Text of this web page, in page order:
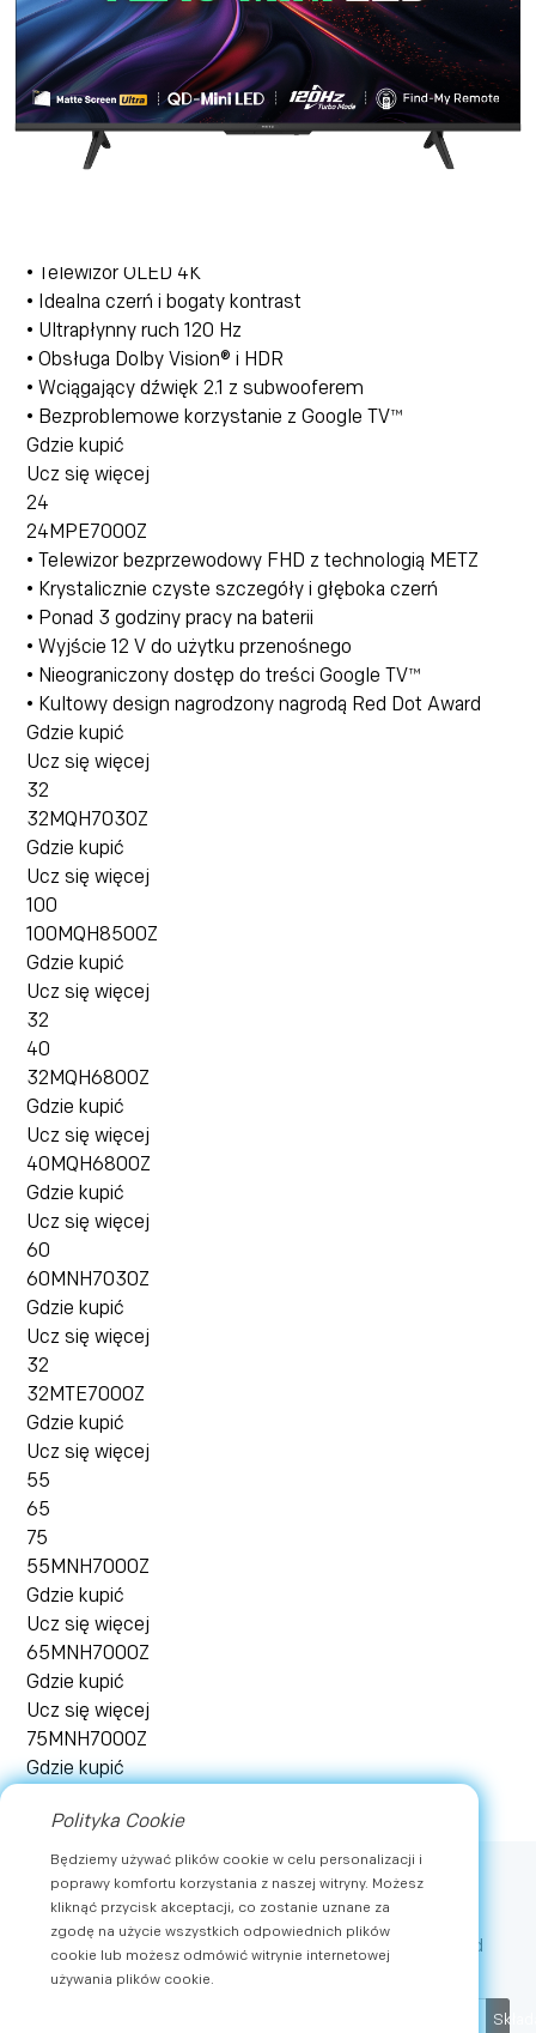
• Telewizor OLED 4K
• Idealna czerń i bogaty kontrast
• Ultrapłynny ruch 120 Hz
• Obsługa Dolby Vision® i HDR
• Wciągający dźwięk 2.1 z subwooferem
• Bezproblemowe korzystanie z Google TV™
• Telewizor OLED 4K
• Idealna czerń i bogaty kontrast
• Ultrapłynny ruch 120 Hz
• Obsługa Dolby Vision® i HDR
• Wciągający dźwięk 2.1 z subwooferem
• Bezproblemowe korzystanie z Google TV™
Gdzie kupić
Ucz się więcej
24
24MPE7000Z
• Telewizor bezprzewodowy FHD z technologią METZ
• Krystalicznie czyste szczegóły i głęboka czerń
• Ponad 3 godziny pracy na baterii
• Wyjście 12 V do użytku przenośnego
• Nieograniczony dostęp do treści Google TV™
• Kultowy design nagrodzony nagrodą Red Dot Award
Gdzie kupić
Ucz się więcej
32
32MQH7030Z
Gdzie kupić
Ucz się więcej
100
100MQH8500Z
Gdzie kupić
Ucz się więcej
32
40
32MQH6800Z
Gdzie kupić
Ucz się więcej
40MQH6800Z
Gdzie kupić
Ucz się więcej
60
60MNH7030Z
Gdzie kupić
Ucz się więcej
32
32MTE7000Z
Gdzie kupić
Ucz się więcej
55
65
75
55MNH7000Z
Gdzie kupić
Ucz się więcej
65MNH7000Z
Gdzie kupić
Ucz się więcej
75MNH7000Z
Gdzie kupić
Zobacz więcej
Subskrybować
Otrzymuj najnowsze wiadomości i ekskluzywne oferty od
METZ
Polityka Cookie
Będziemy używać plików cookie w celu personalizacji i
poprawy komfortu korzystania z naszej witryny. Możesz
kliknąć przycisk akceptacji, co zostanie uznane za
zgodę na użycie wszystkich odpowiednich plików
cookie lub możesz odmówić witrynie internetowej
używania plików cookie.